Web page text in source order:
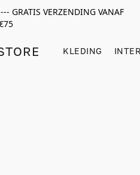
GRATIS VERZENDING VANAF
KLEDING